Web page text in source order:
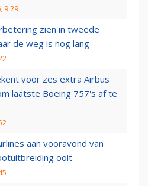
9:29
zien in tweede
de weg is nog lang
voor zes extra Airbus
laatste Boeing 757's af te
aan vooravond van
ooit